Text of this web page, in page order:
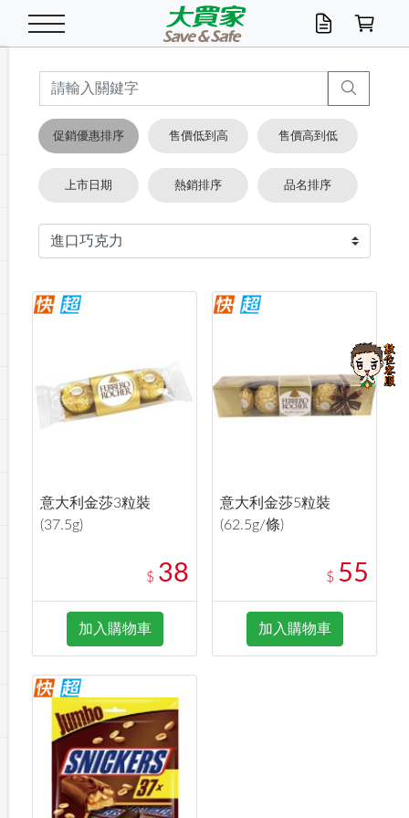
米/五穀/濃湯 米/糙米
五穀/南北貨
湯類/湯塊
油/調味料
食用油
醬油.油膏.蠔油
泡麵 / 麵條
包麵
碗麵/義大利麵
麵條/快煮麵/米粉
魚罐
醬菜/玉米罐
休閒零嘴 初一十五拜拜懶
零嘴
堅果/海苔
美味餅乾
餅乾
糕餅/點心
糖果/巧克力
糖果/蜜餞/果凍
巧克力
茶飲料
果汁咖啡
碳酸/礦泉水
箱購飲料
養生保健/常備品 雞精/飲品
機能保健
▶保健品牌推薦
奶粉/穀麥片
奶粉
麥片/玉米片
沖調穀粉/隨手包
特色茶品
綠茶
紅茶
奶茶/花草茶
黑糖桂圓/蜂蜜醋
即溶咖啡
咖啡豆/粉/濾掛
可可/糖/奶精
沐浴乳香皂 沐浴乳
香皂/洗手乳
美髮造型
洗髮/護髮
造型髮品
口腔清潔
牙 刷
牙膏/漱口水
潔顏產品
卸妝/粉刺調理
臉部保養
面/眼膜
鍋具/飲水/廚房 鍋具/餐具
保鮮/微波
掃除用具/照明/五金
掃除/清潔用具
洗衣/曬衣用具
電池/延長線
修繕/五金/祭祀
傢飾/收納/衛浴
寢具/家具
收納用品
衛浴/毛巾
寵物食品
寵物清潔/百貨
衛生紙/濕巾 抽取衛生紙/濕巾
廚房紙巾/平版/
箱購免運區
衣物清潔
洗衣精
洗衣粉/皂
漂白水/柔軟精
居家清潔
廚房/餐具清潔
浴廁/水管清潔
居家清潔/除濕芳
衛生棉
箱購免運區
嬰兒尿布
成人紙尿褲
廚房家電 料理鍋具
烤箱/微波/電磁爐
快煮壺/烘碗機
季節家電
除濕/清淨機
風扇/防蚊家電
生活家電
除塵家電
美容家電
電腦周邊
數位週邊
手機/平板周邊
文具/辦公用品 文具用品
辦公文具/收納
玩具/擺設小物
汽機車百貨
機車/腳踏車百貨
汽車百貨
休閒/運動
戶外/休閒用品
健身/按摩/瑜珈
測量/護具/其他
服飾內著
配件
男/女/機能包
冷凍免運 生鮮食品
調理食品
箱購免運
食品免運
清潔用品免運
居家/汽百用品
主題專區
季節活動
店長推薦
這夏不怕熱
促銷優惠排序 售價低到高 售價高到低
上市日期 熱銷排序 品名排序
意大利金莎3粒裝
(37.5g)
$ 38
加入購物車
意大利金莎5粒裝
(62.5g/條)
$ 55
加入購物車